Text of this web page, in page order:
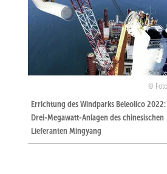
Errichtung des Windparks Beleolico 2022:
Drei-Megawatt-Anlagen des chinesischen
Lieferanten Mingyang